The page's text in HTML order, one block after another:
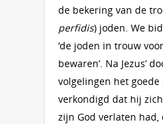
de bekering van de
perfidis) joden. We
‘de joden in trouw
bewaren’. Na Jezus’
volgelingen het goede
verkondigd dat hij
zijn God verlaten had,